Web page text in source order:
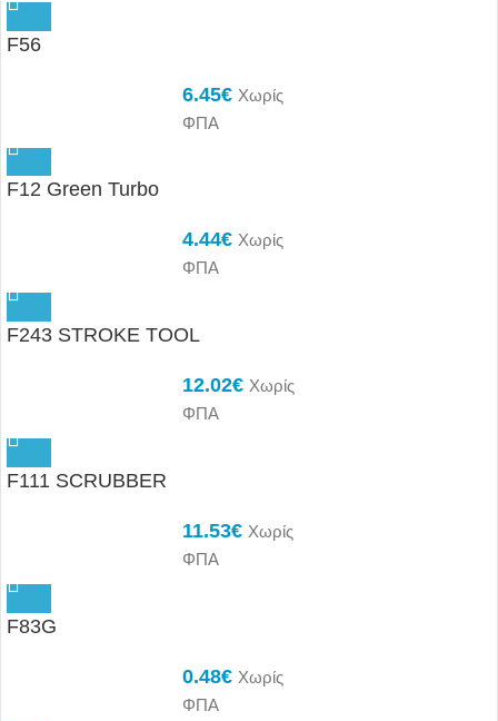
F56
6.45€ Χωρίς
ΦΠΑ
F12 Green Turbo
4.44€ Χωρίς
ΦΠΑ
F243 STROKE TOOL
12.02€ Χωρίς
ΦΠΑ
F111 SCRUBBER
11.53€ Χωρίς
ΦΠΑ
F83G
0.48€ Χωρίς
ΦΠΑ